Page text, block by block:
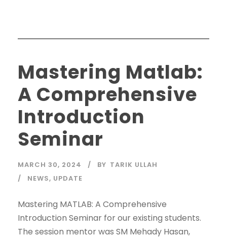
Mastering Matlab:
A Comprehensive
Introduction
Seminar
MARCH 30, 2024 BY TARIK ULLAH
NEWS, UPDATE
Mastering MATLAB: A Comprehensive
Introduction Seminar for our existing students.
The session mentor was SM Mehady Hasan,